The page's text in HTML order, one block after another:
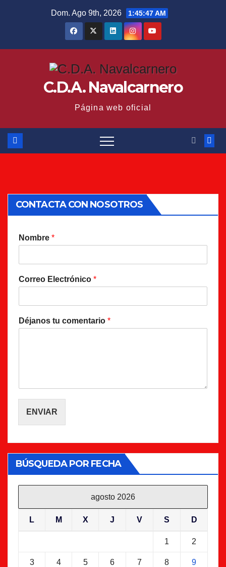
Dom. Ago 9th, 2026 1:45:48 AM
C.D.A. Navalcarnero
Página web oficial
CONTACTA CON NOSOTROS
Nombre *
Correo Electrónico *
Déjanos tu comentario *
ENVIAR
BÚSQUEDA POR FECHA
agosto 2026
L M X J V S D
1 2
3 4 5 6 7 8 9